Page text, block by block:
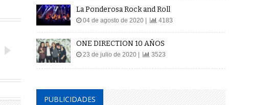
La Ponderosa Rock and Roll
04 de agosto de 2020 | 4183
ONE DIRECTION 10 AÑOS
23 de julio de 2020 | 3523
PUBLICIDADES